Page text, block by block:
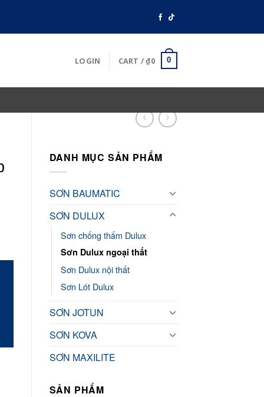
LOGIN CART /₫0 0
DANH MỤC SẢN PHẨM
SƠN BAUMATIC
SƠN DULUX
Sơn chống thấm Dulux
Sơn Dulux ngoại thất
Sơn Dulux nội thất
Sơn Lót Dulux
SƠN JOTUN
SƠN KOVA
SƠN MAXILITE
SẢN PHẨM
bề mặt mờ BJ8 - 15L quantity